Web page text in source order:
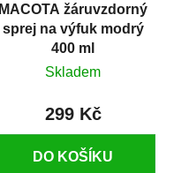
MACOTA žáruvzdorný
sprej na výfuk modrý
400 ml
Skladem
299 Kč
DO KOŠÍKU